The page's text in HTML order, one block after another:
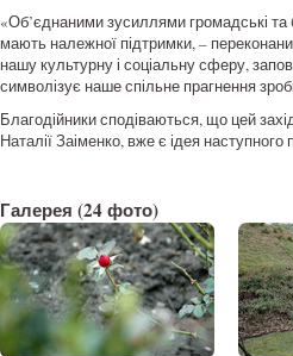
«Об’єднаними зусиллями громадські та
мають належної підтримки, –
нашу культурну і соціальну сферу,
символізує наше спільне прагнення
Благодійники сподіваються, що цей
Наталії Заіменко, вже є ідея
Галерея (24 фото)